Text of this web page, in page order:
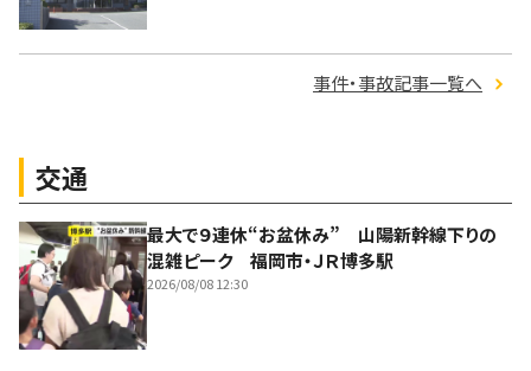
事件・事故記事一覧へ
交通
最大で９連休“お盆休み” 山陽新幹線下りの
混雑ピーク 福岡市・ＪＲ博多駅
2026/08/08 12:30